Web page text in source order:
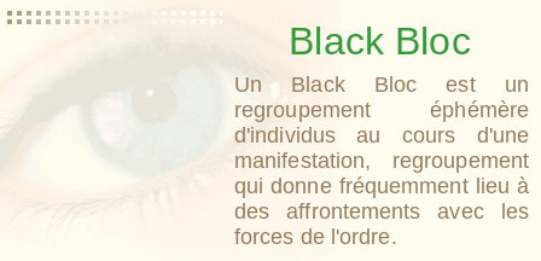
Black Bloc
Un Black Bloc est un
regroupement éphémère
d'individus au cours d'une
manifestation, regroupement
qui donne fréquemment lieu à
des affrontements avec les
forces de l'ordre.